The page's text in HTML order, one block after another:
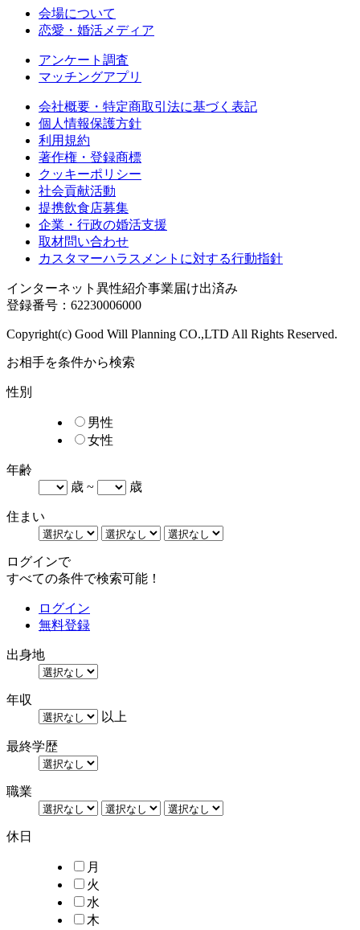
会場について
恋愛・婚活メディア
アンケート調査
マッチングアプリ
会社概要・特定商取引法に基づく表記
個人情報保護方針
利用規約
著作権・登録商標
クッキーポリシー
社会貢献活動
提携飲食店募集
企業・行政の婚活支援
取材問い合わせ
カスタマーハラスメントに対する行動指針
インターネット異性紹介事業届け出済み
登録番号：62230006000
Copyright(c) Good Will Planning CO.,LTD All Rights Reserved.
お相手を条件から検索
性別
男性
女性
年齢
歳 ~
歳
住まい
ログインで
すべての条件で検索可能！
ログイン
無料登録
出身地
年収
以上
最終学歴
職業
休日
月
火
水
木